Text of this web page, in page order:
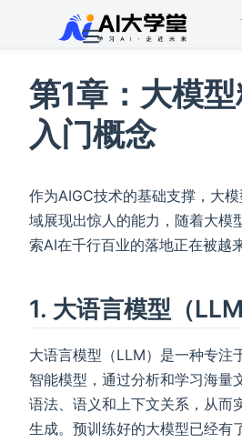
第1章： 大模
入门概念
作为AIGC技术的基础支撑，大
域展现出惊人的能力，随着大模
索AI在千行百业的落地正在被越
1. 大语言模型（LLM
大语言模型（LLM）是一种专注
智能模型，通过分析和学习海量
语法、语义和上下文关系，从而
生成。预训练好的大模型已经有